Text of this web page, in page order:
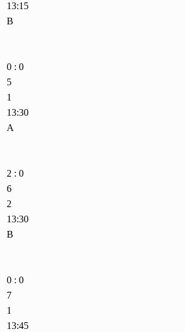
13:15
B
0 : 0
5
1
13:30
A
2 : 0
6
2
13:30
B
0 : 0
7
1
13:45